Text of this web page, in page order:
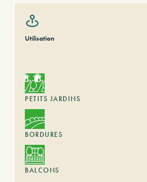
Utilisation
PETITS JARDINS
BORDURES
BALCONS